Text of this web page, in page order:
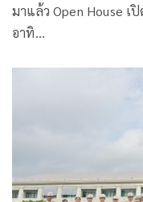
มาแล้ว Open House
อาทิ…